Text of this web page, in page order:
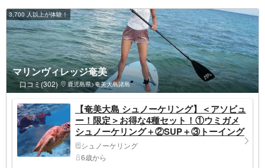
3,700 人以上が体験！
マリンヴィレッジ奄美
口コミ(302) 鹿児島県>奄美大島諸島
【奄美大島 シュノーケリング】＜アソビュ
ー！限定＞お得な4種セット！①ウミガメ
シュノーケリング＋②SUP＋③トーイング
チューブＢＵＢＢＡ＋④ビーチでのんびり
パラソル・ビーチベット・浮き輪付♪
シュノーケリング
6歳から